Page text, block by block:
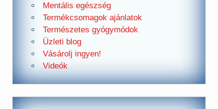
Mentális egészség
Termékcsomagok ajánlatok
Természetes gyógymódok
Üzleti blog
Vásárolj ingyen!
Videók